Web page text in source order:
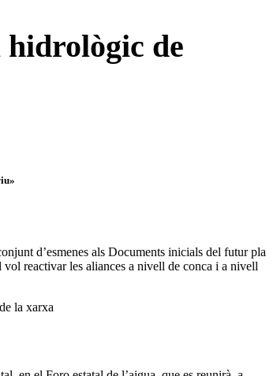
hidrològic de
d’esmenes als Documents inicials del futur pla
reactivar les aliances a nivell de conca i a nivell
la xarxa